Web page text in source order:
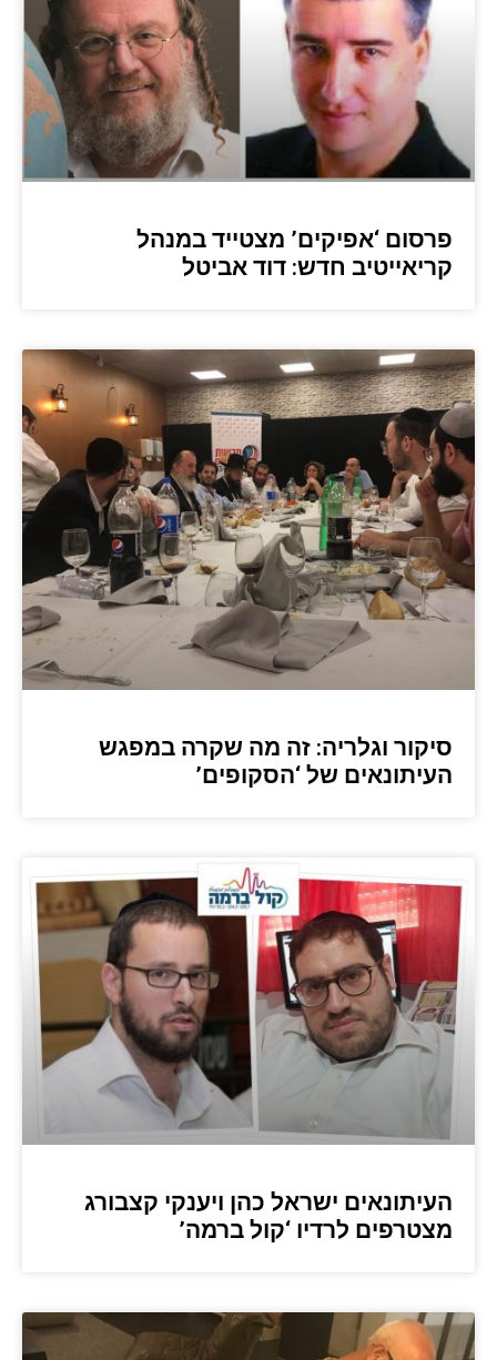
פרסום ‘אפיקים’ מצטייד במנהל
קריאייטיב חדש: דוד אביטל
סיקור וגלריה: זה מה שקרה במפגש
העיתונאים של ‘הסקופים’
העיתונאים ישראל כהן ויענקי קצבורג
מצטרפים לרדיו ‘קול ברמה’